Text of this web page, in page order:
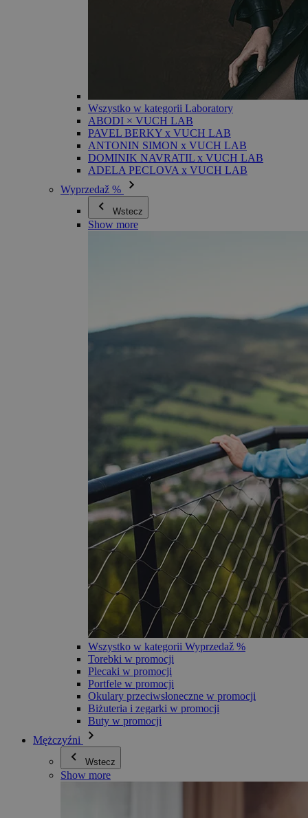
Wszystko w kategorii Laboratory
ABODI × VUCH LAB
PAVEL BERKY x VUCH LAB
ANTONIN SIMON x VUCH LAB
DOMINIK NAVRATIL x VUCH LAB
ADELA PECLOVA x VUCH LAB
Wyprzedaž %
Wstecz
Show more
Wszystko w kategorii Wyprzedaž %
Torebki w promocji
Plecaki w promocji
Portfele w promocji
Okulary przeciwsłoneczne w promocji
Biżuteria i zegarki w promocji
Buty w promocji
Mężczyźni
Wstecz
Show more